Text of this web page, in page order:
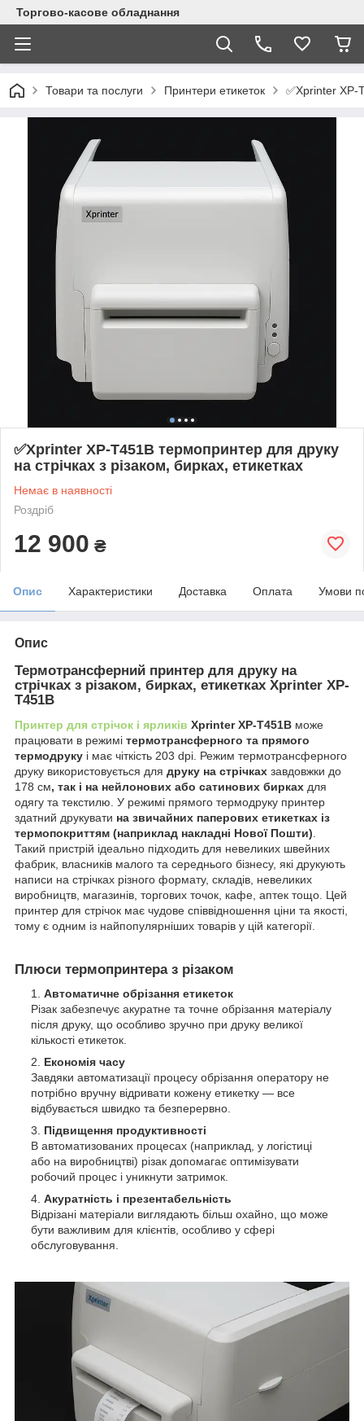
Торгово-касове обладнання
Товари та послуги Принтери етикеток ✅Xprinter XP-
✅Xprinter XP-T451B термопринтер для друку
на стрічках з різаком, бирках, етикетках
Немає в наявності
Роздріб
12 900 ₴
Опис Характеристики Доставка Оплата Умови
Опис
Термотрансферний принтер для друку на
стрічках з різаком, бирках, етикетках Xprinter XP-
T451B
Принтер для стрічок і ярликів Xprinter XP-T451B може
працювати в режимі термотрансферного та прямого
термодруку і має чіткість 203 dpi. Режим термотрансферного
друку використовується для друку на стрічках завдовжки до
178 см, так і на нейлонових або сатинових бирках для
одягу та текстилю. У режимі прямого термодруку принтер
здатний друкувати на звичайних паперових етикетках із
термопокриттям (наприклад накладні Нової Пошти)
Такий пристрій ідеально підходить для невеликих швейних
фабрик, власників малого та середнього бізнесу, які друкують
написи на стрічках різного формату, складів, невеликих
виробництв, магазинів, торгових точок, кафе, аптек тощо. Цей
принтер для стрічок має чудове співвідношення ціни та якості,
тому є одним із найпопулярніших товарів у цій категорії.
Плюси термопринтера з різаком
Автоматичне обрізання етикеток
Різак забезпечує акуратне та точне обрізання матеріалу
після друку, що особливо зручно при друку великої
кількості етикеток.
Економія часу
Завдяки автоматизації процесу обрізання оператору не
потрібно вручну відривати кожену етикетку — все
відбувається швидко та безперервно.
Підвищення продуктивності
В автоматизованих процесах (наприклад, у логістиці
або на виробництві) різак допомагає оптимізувати
робочий процес і уникнути затримок.
Акуратність і презентабельність
Відрізані матеріали виглядають більш охайно, що може
бути важливим для клієнтів, особливо у сфері
обслуговування.